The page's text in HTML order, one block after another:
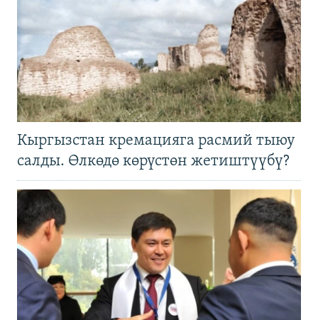
Кыргызстан кремацияга расмий тыюу
салды. Өлкөдө көрүстөн жетиштүүбү?